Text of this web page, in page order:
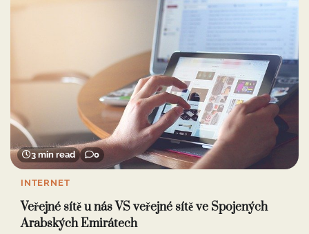
3 min read 0
INTERNET
Veřejné sítě u nás VS veřejné sítě ve Spojených
Arabských Emirátech